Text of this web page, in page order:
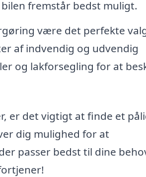
fremstår bedst muligt.
være det perfekte
af indvendig og udvendig
og lakforsegling for at
er det vigtigt at finde et
dig mulighed for at
passer bedst til dine